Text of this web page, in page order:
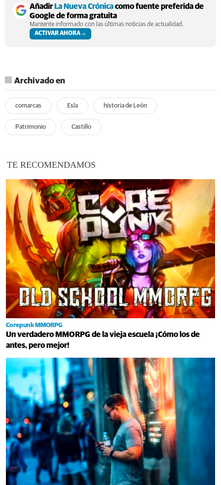
Añadir La Nueva Crónicacomo fuente preferida de
Google de forma gratuita
Mantente informado con las últimas noticias de actualidad.
ACTIVAR AHORA
Archivado en
comarcas Esla historia de León
Patrimonio Castillo
TE RECOMENDAMOS
Corepunk MMORPG
Un verdadero MMORPG de la vieja escuela ¡Cómo los de
antes, pero mejor!